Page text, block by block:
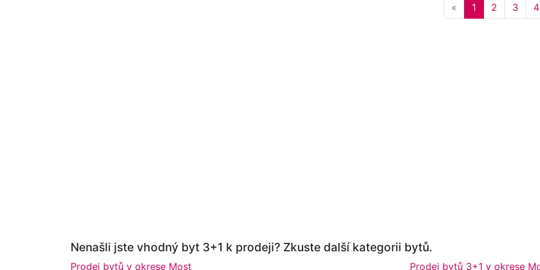
« Previous
1 2 3 4
Nenašli jste vhodný byt 3+1 k prodeji? Zkuste další kategorii bytů.
Prodej bytů v okrese Most Prodej bytů 3+1 v okrese